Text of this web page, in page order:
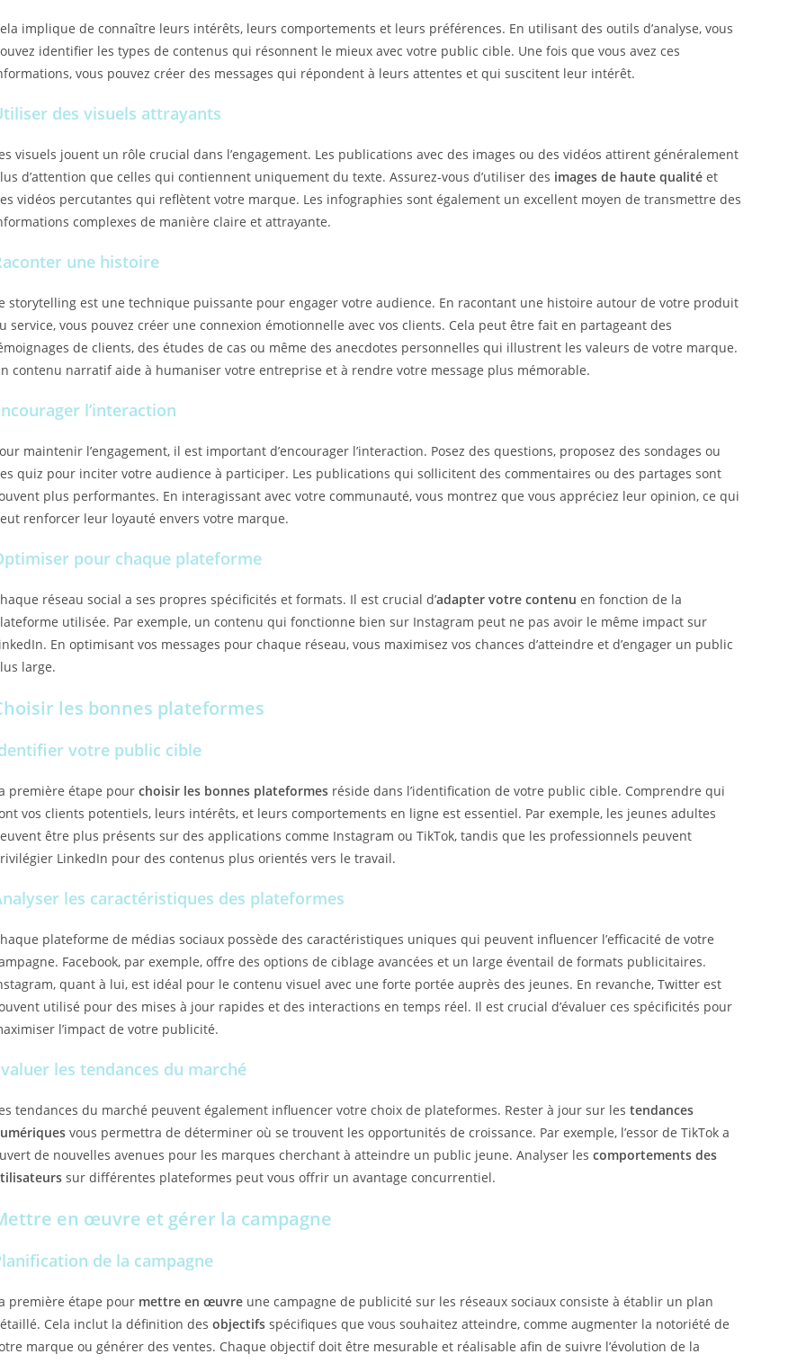
implique de connaître leurs intérêts, leurs comportements et leurs préférences. En utilisant des outils d’analyse, vous
identifier les types de contenus qui résonnent le mieux avec votre public cible. Une fois que vous avez ces
vous pouvez créer des messages qui répondent à leurs attentes et qui suscitent leur intérêt.
des visuels attrayants
visuels jouent un rôle crucial dans l’engagement. Les publications avec des images ou des vidéos attirent généralement
d’attention que celles qui contiennent uniquement du texte. Assurez-vous d’utiliser des images de haute qualité et
vidéos percutantes qui reflètent votre marque. Les infographies sont également un excellent moyen de transmettre des
complexes de manière claire et attrayante.
une histoire
storytelling est une technique puissante pour engager votre audience. En racontant une histoire autour de votre produit
service, vous pouvez créer une connexion émotionnelle avec vos clients. Cela peut être fait en partageant des
de clients, des études de cas ou même des anecdotes personnelles qui illustrent les valeurs de votre marque.
contenu narratif aide à humaniser votre entreprise et à rendre votre message plus mémorable.
l’interaction
maintenir l’engagement, il est important d’encourager l’interaction. Posez des questions, proposez des sondages ou
quiz pour inciter votre audience à participer. Les publications qui sollicitent des commentaires ou des partages sont
plus performantes. En interagissant avec votre communauté, vous montrez que vous appréciez leur opinion, ce qui
renforcer leur loyauté envers votre marque.
pour chaque plateforme
réseau social a ses propres spécificités et formats. Il est crucial d’adapter votre contenu en fonction de la
utilisée. Par exemple, un contenu qui fonctionne bien sur Instagram peut ne pas avoir le même impact sur
En optimisant vos messages pour chaque réseau, vous maximisez vos chances d’atteindre et d’engager un public
large.
les bonnes plateformes
votre public cible
première étape pour choisir les bonnes plateformes réside dans l’identification de votre public cible. Comprendre qui
vos clients potentiels, leurs intérêts, et leurs comportements en ligne est essentiel. Par exemple, les jeunes adultes
être plus présents sur des applications comme Instagram ou TikTok, tandis que les professionnels peuvent
LinkedIn pour des contenus plus orientés vers le travail.
les caractéristiques des plateformes
plateforme de médias sociaux possède des caractéristiques uniques qui peuvent influencer l’efficacité de votre
Facebook, par exemple, offre des options de ciblage avancées et un large éventail de formats publicitaires.
quant à lui, est idéal pour le contenu visuel avec une forte portée auprès des jeunes. En revanche, Twitter est
utilisé pour des mises à jour rapides et des interactions en temps réel. Il est crucial d’évaluer ces spécificités pour
l’impact de votre publicité.
les tendances du marché
tendances du marché peuvent également influencer votre choix de plateformes. Rester à jour sur les tendances
vous permettra de déterminer où se trouvent les opportunités de croissance. Par exemple, l’essor de TikTok a
de nouvelles avenues pour les marques cherchant à atteindre un public jeune. Analyser les comportements des
sur différentes plateformes peut vous offrir un avantage concurrentiel.
en œuvre et gérer la campagne
de la campagne
première étape pour mettre en œuvre une campagne de publicité sur les réseaux sociaux consiste à établir un plan
Cela inclut la définition des objectifs spécifiques que vous souhaitez atteindre, comme augmenter la notoriété de
marque ou générer des ventes. Chaque objectif doit être mesurable et réalisable afin de suivre l’évolution de la